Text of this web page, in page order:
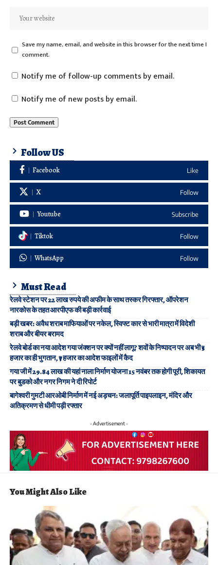
Save my name, email, and website in this browser for the next time I
comment.
Notify me of follow-up comments by email.
Notify me of new posts by email.
Follow US
Facebook Like
X Follow
Youtube Subscribe
Tiktok Follow
WhatsApp Follow
Must Read
रेलवे स्टेशन पर 22 लाख रुपये की अफीम के साथ तस्कर गिरफ्तार, ऑपरेशन
नारकोस के तहत आरपीएफ की बड़ी कार्रवाई
बड़ी खबर: अवैध शराब माफियाओं पर नकेल, स्विफ्ट कार से भारी मात्रा में विदेशी
शराब और बीयर बरामद
रेलवे बोर्ड का नया आदेश गया जंक्शन पर क्यों नहीं लागू? शवों के निष्पादन पर अब भी ₹5
हजार का ही भुगतान, ₹7 हजार का आदेश फाइलों में कैद
गया जी में 29.84 लाख की यहां नाला निर्माण योजना 15 नवंबर तक होगी पूरी, शिकायत
पर बुडको और नगर निगम ने दी रिपोर्ट
बागेश्वरी गुमटी आरओबी निर्माण में नई अड़चन: जलापूर्ति पाइपलाइन, मंदिर और
अतिक्रमण से धीमी पड़ी रफ्तार
- Advertisement -
You Might Also Like